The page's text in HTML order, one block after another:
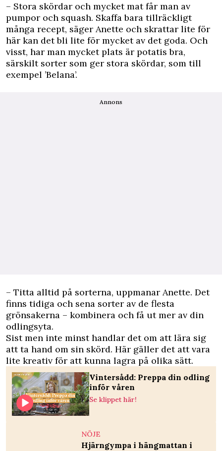
– Stora skördar och mycket mat får man av
pumpor och squash. Skaffa bara tillräckligt
många recept, säger Anette och skrattar lite för
här kan det bli lite för mycket av det goda. Och
visst, har man mycket plats är potatis bra,
särskilt sorter som ger stora skördar, som till
exempel ’Belana’.
Annons
– Titta alltid på sorterna, uppmanar Anette. Det
finns tidiga och sena sorter av de flesta
grönsakerna – kombinera och få ut mer av din
odlingsyta.
Sist men inte minst handlar det om att lära sig
att ta hand om sin skörd. Här gäller det att vara
lite kreativ för att kunna lagra på olika sätt.
Vintersådd: Preppa din odling
inför våren
Se klippet här!
NÖJE
Hjärngympa i hängmattan i